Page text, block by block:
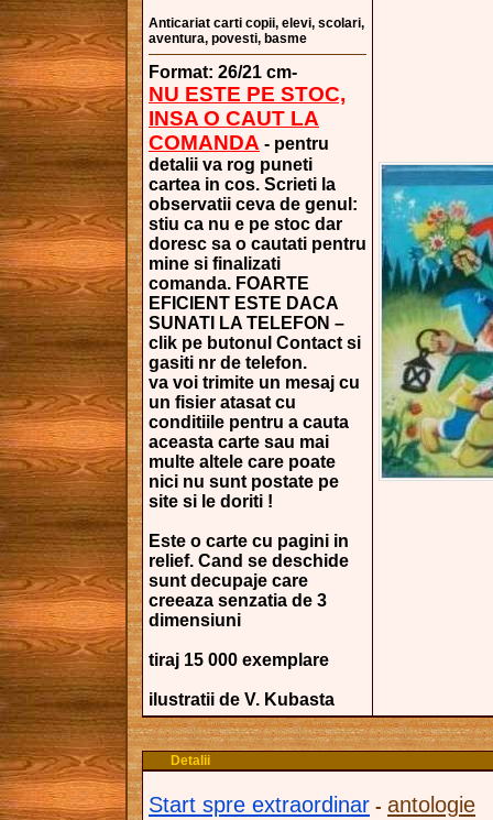
Anticariat carti copii, elevi, scolari,
aventura, povesti, basme
Format: 26/21 cm-
NU ESTE PE STOC,
INSA O CAUT LA
COMANDA - pentru
detalii va rog puneti
cartea in cos. Scrieti la
observatii ceva de genul:
stiu ca nu e pe stoc dar
doresc sa o cautati pentru
mine si finalizati
comanda. FOARTE
EFICIENT ESTE DACA
SUNATI LA TELEFON –
clik pe butonul Contact si
gasiti nr de telefon.
va voi trimite un mesaj cu
un fisier atasat cu
conditiile pentru a cauta
aceasta carte sau mai
multe altele care poate
nici nu sunt postate pe
site si le doriti !
Este o carte cu pagini in
relief. Cand se deschide
sunt decupaje care
creeaza senzatia de 3
dimensiuni
tiraj 15 000 exemplare
ilustratii de V. Kubasta
Detalii
Start spre extraordinar - antologie